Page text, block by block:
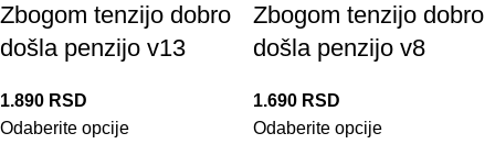
Zbogom tenzijo dobro
došla penzijo v13
1.890 RSD
Odaberite opcije
Zbogom tenzijo dobro
došla penzijo v8
1.690 RSD
Odaberite opcije